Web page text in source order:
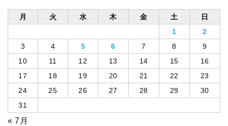
月 火 水 木 金 土
日
1
2
3
4 5 6 7 8
9
10
11 12 13 14 15
16
17
18 19 20 21 22
23
24
25 26 27 28 29
30
31
« 7月